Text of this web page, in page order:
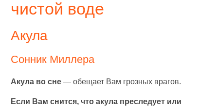
чистой воде
Акула
Сонник Миллера
Акула во сне — обещает Вам грозных врагов.
Если Вам снится, что акула преследует или